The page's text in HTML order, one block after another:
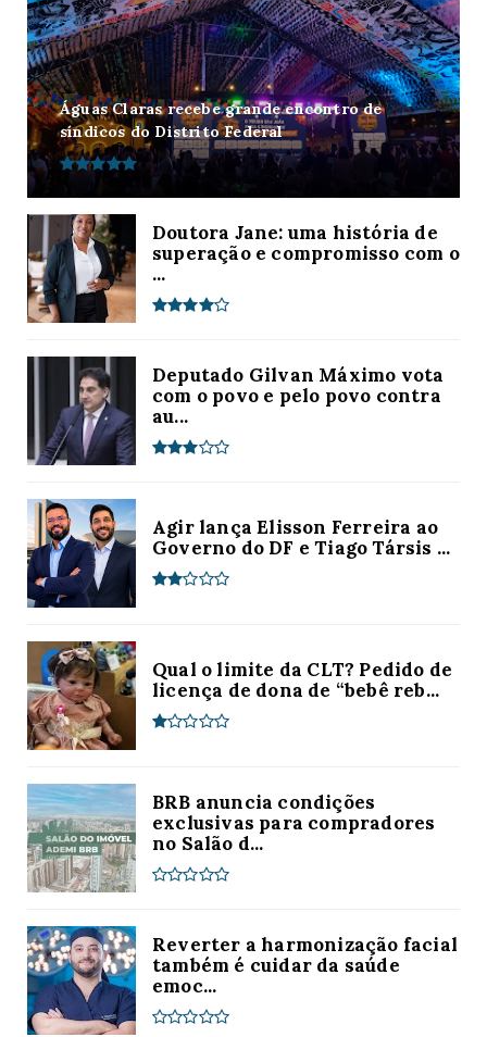
Águas Claras recebe grande encontro de
síndicos do Distrito Federal
Doutora Jane: uma história de
superação e compromisso com o
...
Deputado Gilvan Máximo vota
com o povo e pelo povo contra
au...
Agir lança Elisson Ferreira ao
Governo do DF e Tiago Társis ...
Qual o limite da CLT? Pedido de
licença de dona de “bebê reb...
BRB anuncia condições
exclusivas para compradores
no Salão d...
Reverter a harmonização facial
também é cuidar da saúde
emoc...